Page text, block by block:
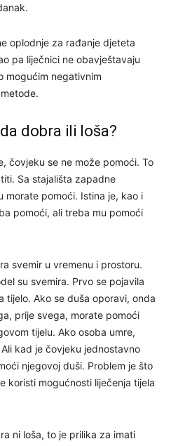
oplodnje za rađanje djeteta
pa liječnici ne obavještavaju
mogućim negativnim
dobra ili loša?
čovjeku se ne može pomoći. To
Sa stajališta zapadne
morate pomoći. Istina je, kao i
pomoći, ali treba mu pomoći
svemir u vremenu i prostoru.
su svemira. Prvo se pojavila
tijelo. Ako se duša oporavi, onda
prije svega, morate pomoći
tijelu. Ako osoba umre,
kad je čovjeku jednostavno
njegovoj duši. Problem je što
koristi mogućnosti liječenja tijela
ni loša, to je prilika za imati